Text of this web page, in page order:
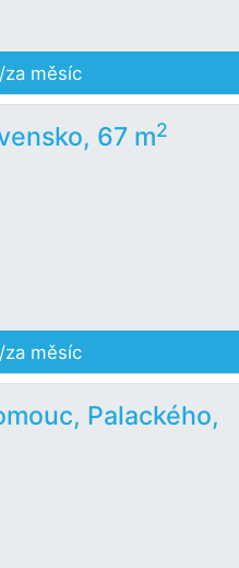
/za měsíc
67 m2
/za měsíc
Palackého,